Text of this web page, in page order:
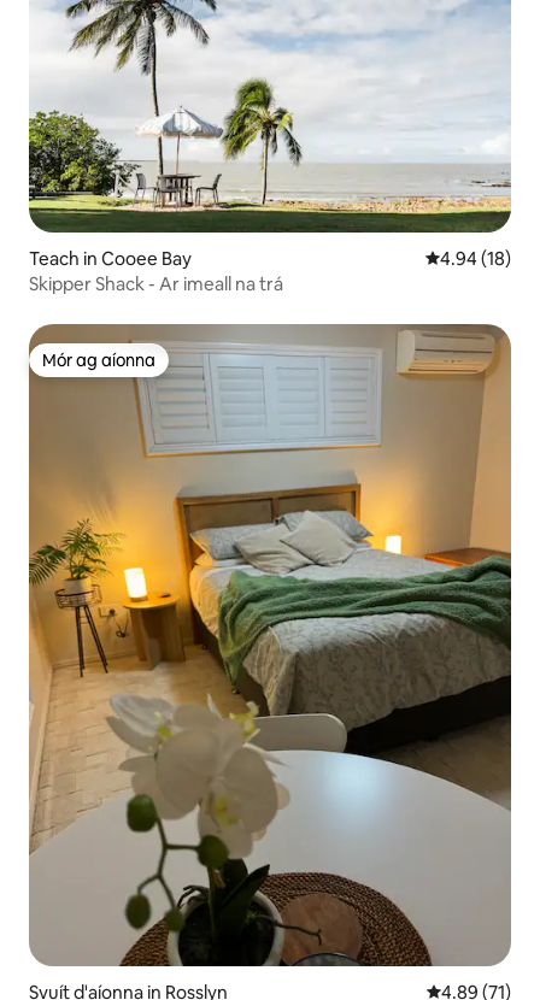
Teach in Cooee Bay Meánrátáil
4.94 (18)
Skipper Shack - Ar imeall na trá
Mór ag aíonna
Mór ag aíonna
Svuít d'aíonna in Rosslyn Meánrátáil
4.89 (71)